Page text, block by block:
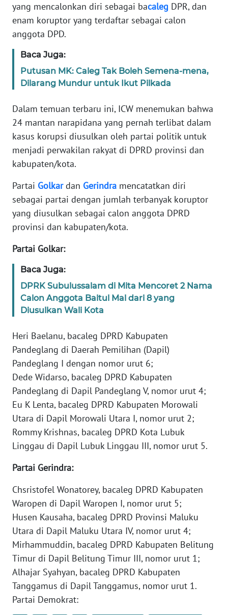
yang mencalonkan diri sebagai bacaleg DPR, dan
enam koruptor yang terdaftar sebagai calon
anggota DPD.
Baca Juga:
Putusan MK: Caleg Tak Boleh Semena-mena,
Dilarang Mundur untuk Ikut Pilkada
Dalam temuan terbaru ini, ICW menemukan bahwa
24 mantan narapidana yang pernah terlibat dalam
kasus korupsi diusulkan oleh partai politik untuk
menjadi perwakilan rakyat di DPRD provinsi dan
kabupaten/kota.
Partai Golkardan Gerindra mencatatkan diri
sebagai partai dengan jumlah terbanyak koruptor
yang diusulkan sebagai calon anggota DPRD
provinsi dan kabupaten/kota.
Partai Golkar:
Baca Juga:
DPRK Subulussalam di Mita Mencoret 2 Nama
Calon Anggota Baitul Mal dari 8 yang
Diusulkan Wali Kota
Heri Baelanu, bacaleg DPRD Kabupaten
Pandeglang di Daerah Pemilihan (Dapil)
Pandeglang I dengan nomor urut 6;
Dede Widarso, bacaleg DPRD Kabupaten
Pandeglang di Dapil Pandeglang V, nomor urut 4;
Eu K Lenta, bacaleg DPRD Kabupaten Morowali
Utara di Dapil Morowali Utara I, nomor urut 2;
Rommy Krishnas, bacaleg DPRD Kota Lubuk
Linggau di Dapil Lubuk Linggau III, nomor urut 5.
Partai Gerindra:
Chsristofel Wonatorey, bacaleg DPRD Kabupaten
Waropen di Dapil Waropen I, nomor urut 5;
Husen Kausaha, bacaleg DPRD Provinsi Maluku
Utara di Dapil Maluku Utara IV, nomor urut 4;
Mirhammuddin, bacaleg DPRD Kabupaten Belitung
Timur di Dapil Belitung Timur III, nomor urut 1;
Alhajar Syahyan, bacaleg DPRD Kabupaten
Tanggamus di Dapil Tanggamus, nomor urut 1.
Partai Demokrat:
KAMI
INFO
TENTANG
KAMI
PEDOMAN
MEDIA
SIBER
REDAKSI
KARIR
DISCLAIMER
News
WN
SUMUT
JAKARTA
JABAR
WN
BANTEN
WN
NTT
WN
WN
PAPUA
WN
PAPUA
BARAT
WN
RIAU